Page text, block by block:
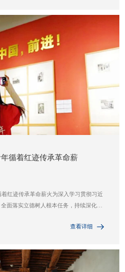
循着红迹传承革命薪
红迹传承革命薪火为深入学习贯彻习近
面落实立德树人根本任务，持续深化新
查看详细